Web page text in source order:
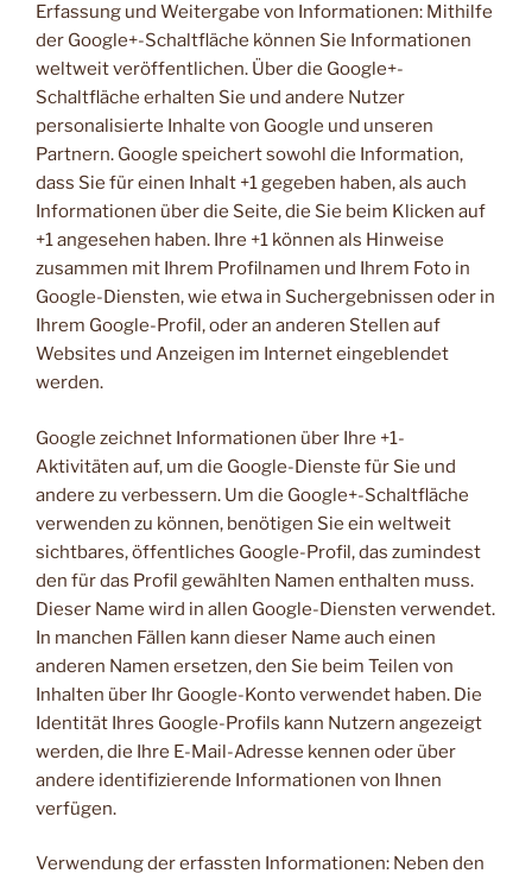
Erfassung und Weitergabe von Informationen: Mithilfe
der Google+-Schaltfläche können Sie Informationen
weltweit veröffentlichen. Über die Google+-
Schaltfläche erhalten Sie und andere Nutzer
personalisierte Inhalte von Google und unseren
Partnern. Google speichert sowohl die Information,
dass Sie für einen Inhalt +1 gegeben haben, als auch
Informationen über die Seite, die Sie beim Klicken auf
+1 angesehen haben. Ihre +1 können als Hinweise
zusammen mit Ihrem Profilnamen und Ihrem Foto in
Google-Diensten, wie etwa in Suchergebnissen oder in
Ihrem Google-Profil, oder an anderen Stellen auf
Websites und Anzeigen im Internet eingeblendet
werden.
Google zeichnet Informationen über Ihre +1-
Aktivitäten auf, um die Google-Dienste für Sie und
andere zu verbessern. Um die Google+-Schaltfläche
verwenden zu können, benötigen Sie ein weltweit
sichtbares, öffentliches Google-Profil, das zumindest
den für das Profil gewählten Namen enthalten muss.
Dieser Name wird in allen Google-Diensten verwendet.
In manchen Fällen kann dieser Name auch einen
anderen Namen ersetzen, den Sie beim Teilen von
Inhalten über Ihr Google-Konto verwendet haben. Die
Identität Ihres Google-Profils kann Nutzern angezeigt
werden, die Ihre E-Mail-Adresse kennen oder über
andere identifizierende Informationen von Ihnen
verfügen.
Verwendung der erfassten Informationen: Neben den